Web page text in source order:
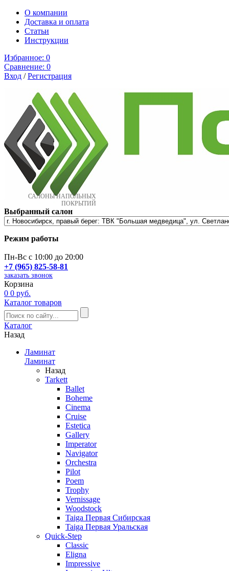
О компании
Доставка и оплата
Cтатьи
Инструкции
Избранное: 0
Сравнение: 0
Вход /Регистрация
САЛОНЫ НАПОЛЬНЫХ
ПОКРЫТИЙ
Выбранный салон
Режим работы
Пн-Вс с 10:00 до 20:00
+7 (965) 825-58-81
заказать звонок
Корзина
0 0 руб.
Каталог товаров
Каталог
Назад
Ламинат
Ламинат
Назад
Tarkett
Ballet
Boheme
Cinema
Cruise
Estetica
Gallery
Imperator
Navigator
Orchestra
Pilot
Poem
Trophy
Vernissage
Woodstock
Taiga Первая Сибирская
Taiga Первая Уральская
Quick-Step
Classic
Eligna
Impressive